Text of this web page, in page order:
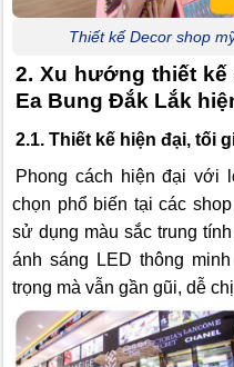
Thiết kế Decor shop
2. Xu hướng thiết
Ea Bung Đắk Lắk
2.1. Thiết kế hiện đại, tối
Phong cách hiện đại với
chọn phổ biến tại các
sử dụng màu sắc trung
ánh sáng LED thông
trọng mà vẫn gần gũi, dễ